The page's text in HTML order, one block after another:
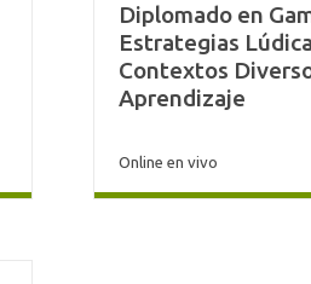
Diplomado en
Estrategias
Contextos
Aprendizaje
Online en vivo